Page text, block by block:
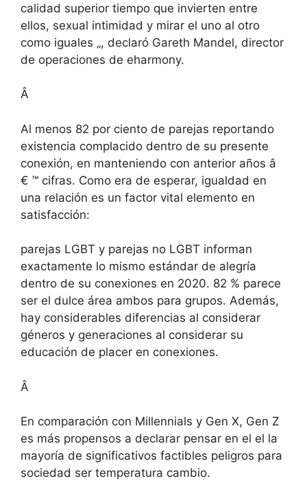
calidad superior tiempo que invierten entre
ellos, sexual intimidad y mirar el uno al otro
como iguales „, declaró Gareth Mandel, director
de operaciones de eharmony.
Â
Al menos 82 por ciento de parejas reportando
existencia complacido dentro de su presente
conexión, en manteniendo con anterior años â
€ ™ cifras. Como era de esperar, igualdad en
una relación es un factor vital elemento en
satisfacción:
parejas LGBT y parejas no LGBT informan
exactamente lo mismo estándar de alegría
dentro de su conexiones en 2020. 82 % parece
ser el dulce área ambos para grupos. Además,
hay considerables diferencias al considerar
géneros y generaciones al considerar su
educación de placer en conexiones.
Â
En comparación con Millennials y Gen X, Gen Z
es más propensos a declarar pensar en el el la
mayoría de significativos factibles peligros para
sociedad ser temperatura cambio.